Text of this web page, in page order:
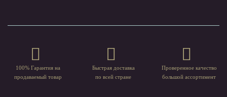
100% Гарантия на
продаваемый товар
Быстрая доставка
по всей стране
Проверенное качество
большой ассортимент